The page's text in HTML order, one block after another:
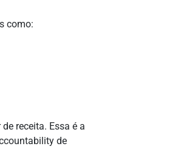
como:
receita. Essa é a
de